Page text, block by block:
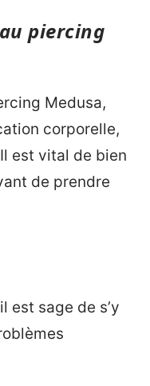
piercing
Medusa,
corporelle,
est vital de bien
de prendre
est sage de s’y